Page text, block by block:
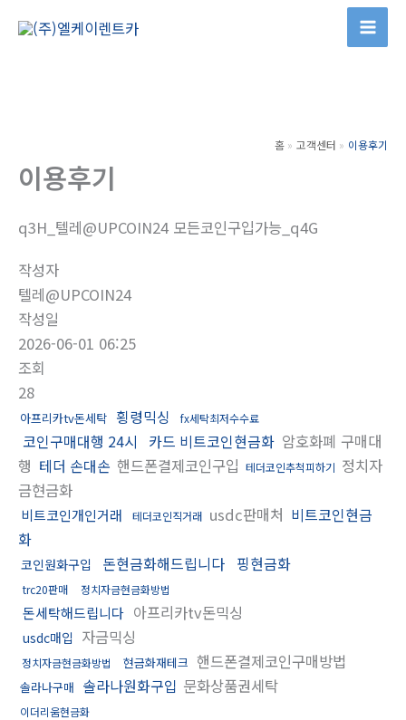
홈 고객센터 이용후기
이용후기
q3H_텔레@UPCOIN24 모든코인구입가능_q4G
작성자
텔레@UPCOIN24
작성일
2026-06-01 06:25
조회
28
아프리카tv돈세탁 횡령믹싱 fx세탁최저수수료
코인구매대행 24시 카드 비트코인현금화 암호화폐 구매대
행 테더 손대손 핸드폰결제코인구입 테더코인추척피하기 정치자
금현금화
비트코인개인거래 테더코인직거래 usdc판매처 비트코인현금
화
코인원화구입 돈현금화해드립니다 핑현금화
trc20판매 정치자금현금화방법
돈세탁해드립니다 아프리카tv돈믹싱
usdc매입 자금믹싱
정치자금현금화방법 현금화재테크 핸드폰결제코인구매방법
솔라나구매 솔라나원화구입 문화상품권세탁
이더리움현금화